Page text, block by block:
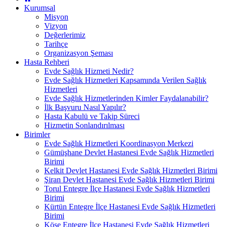
Kurumsal
Misyon
Vizyon
Değerlerimiz
Tarihçe
Organizasyon Şeması
Hasta Rehberi
Evde Sağlık Hizmeti Nedir?
Evde Sağlık Hizmetleri Kapsamında Verilen Sağlık
Hizmetleri
Evde Sağlık Hizmetlerinden Kimler Faydalanabilir?
İlk Başvuru Nasıl Yapılır?
Hasta Kabulü ve Takip Süreci
Hizmetin Sonlandırılması
Birimler
Evde Sağlık Hizmetleri Koordinasyon Merkezi
Gümüşhane Devlet Hastanesi Evde Sağlık Hizmetleri
Birimi
Kelkit Devlet Hastanesi Evde Sağlık Hizmetleri Birimi
Şiran Devlet Hastanesi Evde Sağlık Hizmetleri Birimi
Torul Entegre İlçe Hastanesi Evde Sağlık Hizmetleri
Birimi
Kürtün Entegre İlçe Hastanesi Evde Sağlık Hizmetleri
Birimi
Köse Entegre İlçe Hastanesi Evde Sağlık Hizmetleri